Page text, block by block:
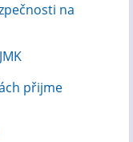
na
přijme